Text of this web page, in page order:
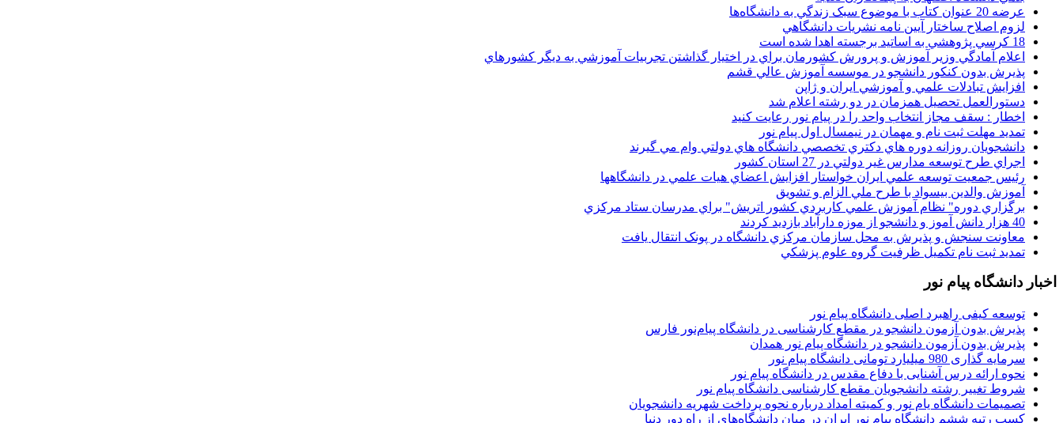
عرضه 20 عنوان کتاب با موضوع سبک زندگي به دانشگاه‌ها
لزوم اصلاح ساختار آيين نامه نشريات دانشگاهي
18 کرسي پژوهشي به اساتيد برجسته اهدا شده است
اعلام آمادگي وزير آموزش و پرورش کشورمان براي در اختيار گذاشتن تجربيات آموزشي به ديگر کشورهاي
پذيرش بدون کنکور دانشجو در موسسه آموزش عالي قشم
افزايش تبادلات علمي و آموزشي ايران و ژاپن
دستورالعمل تحصیل همزمان در دو رشته اعلام شد
اخطار : سقف مجاز انتخاب واحد را در پیام نور رعایت کنید
تمدید مهلت ثبت نام و مهمان در نیمسال اول پیام نور
دانشجويان روزانه دوره هاي دكتري تخصصي دانشگاه هاي دولتي وام مي گيرند
اجراي طرح توسعه مدارس غير دولتي در 27 استان کشور
رئيس جمعيت توسعه علمي ايران خواستار افزايش اعضاي هيات علمي در دانشگاهها
آموزش والدين بيسواد با طرح ملي الزام و تشويق
برگزاري دوره" نظام آموزش علمي كاربردي كشور اتريش" براي مدرسان ستاد مرکزي
40 هزار دانش آموز و دانشجو از موزه دارآباد بازديد کردند
معاونت سنجش و پذيرش به محل سازمان مرکزي دانشگاه در پونک انتقال يافت
تمديد ثبت نام تکميل ظرفيت گروه علوم پزشکي
اخبار دانشگاه پیام نور
توسعه کیفی راهبرد اصلی دانشگاه پیام نور
پذیرش بدون آزمون دانشجو در مقطع کارشناسی در دانشگاه پیام‌نور فارس
پذیرش بدون آزمون دانشجو در دانشگاه پیام نور همدان
سرمایه گذاری 980 میلیارد تومانی دانشگاه پیام نور
نحوه ارائه درس آشنایی با دفاع مقدس در دانشگاه پیام نور
شروط تغییر رشته دانشجویان مقطع کارشناسی دانشگاه پیام نور
تصمیمات دانشگاه یام نور و کمیته امداد درباره نحوه پرداخت شهریه دانشجویان
کسب رتبه ششم دانشگاه پیام نور ایران در میان دانشگاه‌های از راه دور دنیا